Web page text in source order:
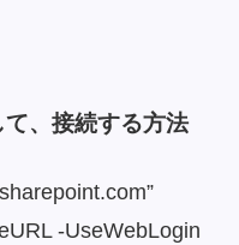
、接続する方法
-UseWebLogin